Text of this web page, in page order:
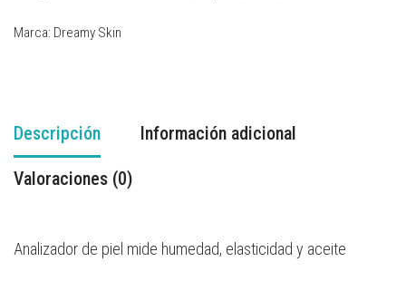
Marca: Dreamy Skin
Descripción Información adicional
Valoraciones (0)
Analizador de piel mide humedad, elasticidad y aceite